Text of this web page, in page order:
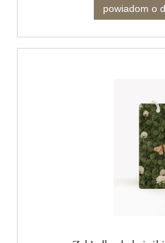
powiadom o